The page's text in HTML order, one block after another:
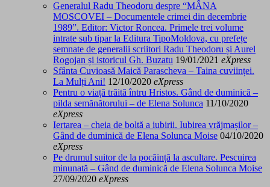
Generalul Radu Theodoru despre “MÂNA
MOSCOVEI – Documentele crimei din decembrie
1989”. Editor: Victor Roncea. Primele trei volume
intrate sub tipar la Editura TipoMoldova, cu prefețe
semnate de generalii scriitori Radu Theodoru și Aurel
Rogojan și istoricul Gh. Buzatu 19/01/2021 eXpress
Sfânta Cuvioasă Maică Parascheva – Taina cuviinței.
La Mulți Ani! 12/10/2020 eXpress
Pentru o viață trăită întru Hristos. Gând de duminică –
pilda semănătorului – de Elena Solunca 11/10/2020
eXpress
Iertarea – cheia de boltă a iubirii. Iubirea vrăjmașilor –
Gând de duminică de Elena Solunca Moise 04/10/2020
eXpress
Pe drumul suitor de la pocăință la ascultare. Pescuirea
minunată – Gând de duminică de Elena Solunca Moise
27/09/2020 eXpress